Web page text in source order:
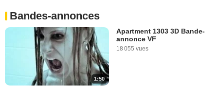
Bandes-annonces
1:50
Apartment 1303 3D Bande-
annonce VF
18 055 vues